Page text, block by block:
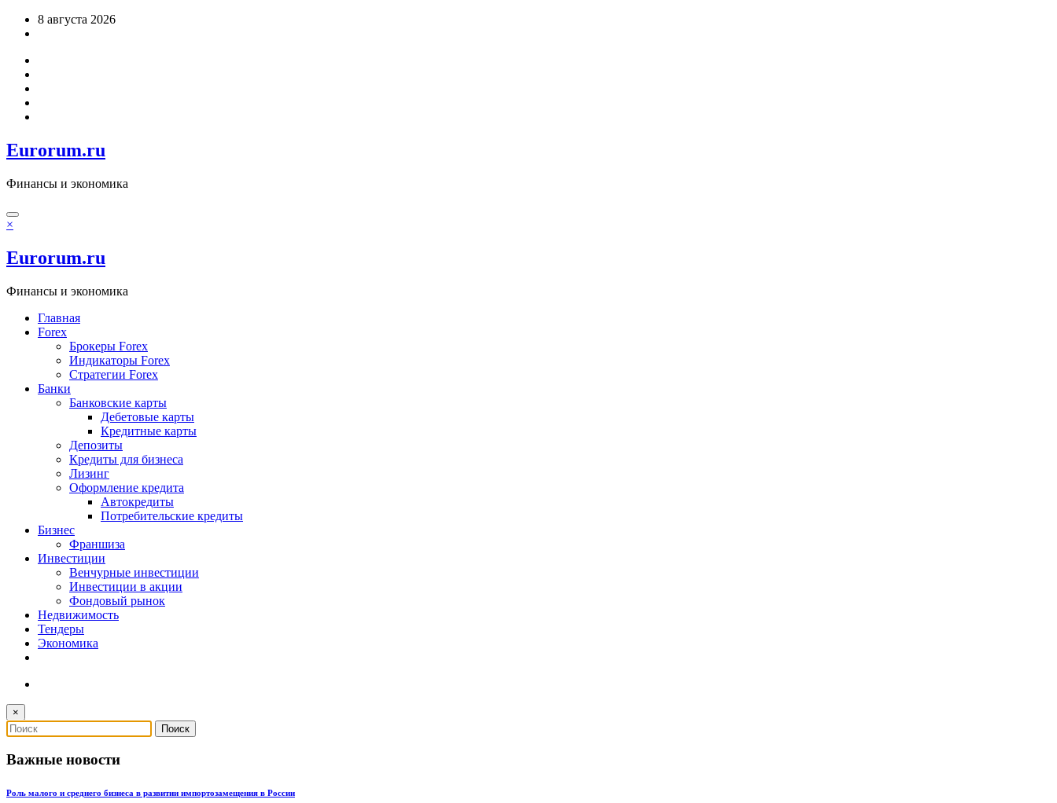
Перейти8 августа 2026
Eurorum.ru
Финансы и экономика
×
Eurorum.ru
Финансы и экономика
Главная
Forex
Брокеры Forex
Индикаторы Forex
Стратегии Forex
Банки
Банковские карты
Дебетовые карты
Кредитные карты
Депозиты
Кредиты для бизнеса
Лизинг
Оформление кредита
Автокредиты
Потребительские кредиты
Бизнес
Франшиза
Инвестиции
Венчурные инвестиции
Инвестиции в акции
Фондовый рынок
Недвижимость
Тендеры
Экономика
×
Важные новости
Роль малого и среднего бизнеса в развитии импортозамещения в России